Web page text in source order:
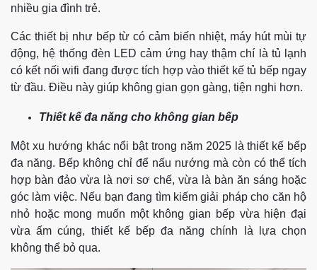
nhiều gia đình trẻ.
Các thiết bị như bếp từ có cảm biến nhiệt, máy hút mùi tự
động, hệ thống đèn LED cảm ứng hay thậm chí là tủ lạnh
có kết nối wifi đang được tích hợp vào thiết kế tủ bếp ngay
từ đầu. Điều này giúp không gian gọn gàng, tiện nghi hơn.
Thiết kế đa năng cho không gian bếp
Một xu hướng khác nổi bật trong năm 2025 là thiết kế bếp
đa năng. Bếp không chỉ để nấu nướng mà còn có thể tích
hợp bàn đảo vừa là nơi sơ chế, vừa là bàn ăn sáng hoặc
góc làm việc. Nếu bạn đang tìm kiếm giải pháp cho căn hộ
nhỏ hoặc mong muốn một không gian bếp vừa hiện đại
vừa ấm cúng, thiết kế bếp đa năng chính là lựa chọn
không thể bỏ qua.